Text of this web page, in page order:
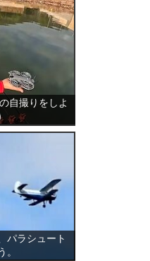
自撮りをしよ
パラシュート
。